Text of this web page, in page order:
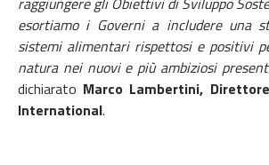
esortiamo i Governi a includere una
sistemi alimentari rispettosi e positivi
natura nei nuovi e più ambiziosi
dichiarato Marco Lambertini,
International.